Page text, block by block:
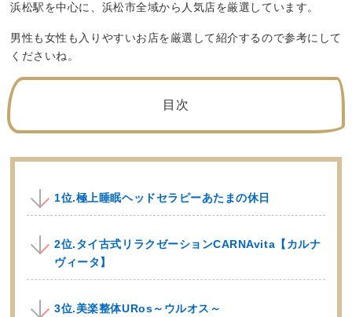
浜松駅を中心に、浜松市全域から人気店を厳選しています。
男性も女性も入りやすいお店を厳選して紹介するので参考にして
くださいね。
目次
1位.極上睡眠ヘッドセラピーあたまの休日
2位.タイ古式リラクゼーションCARNAvita【カルナ
ヴィータ】
3位.美楽整体URos～ウルオス～